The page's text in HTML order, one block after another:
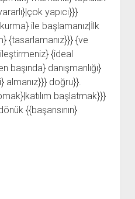
yapıcı}}}
ile başlamanız|İlk
{tasarlamanız}}} {ve
{ideal
başında} danışmanlığı}
almanız}}} doğru}}.
başlatmak}}}
{{başarısının}